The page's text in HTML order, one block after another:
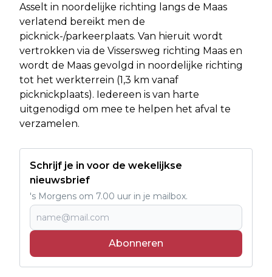
Asselt in noordelijke richting langs de Maas
verlatend bereikt men de
picknick-/parkeerplaats. Van hieruit wordt
vertrokken via de Vissersweg richting Maas en
wordt de Maas gevolgd in noordelijke richting
tot het werkterrein (1,3 km vanaf
picknickplaats). Iedereen is van harte
uitgenodigd om mee te helpen het afval te
verzamelen.
Schrijf je in voor de wekelijkse
nieuwsbrief
's Morgens om 7.00 uur in je mailbox.
Abonneren